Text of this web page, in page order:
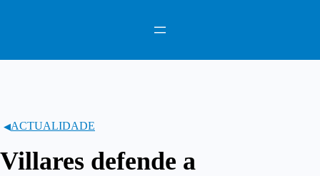
ACTUALIDADE
Villares defende a